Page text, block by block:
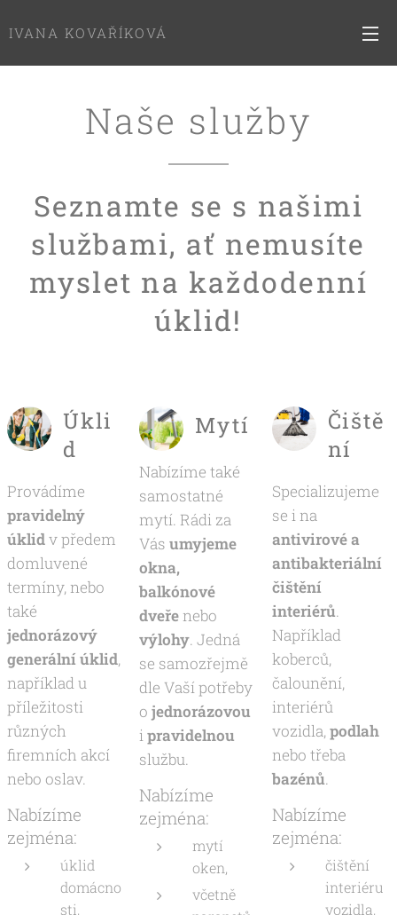
IVANA KOVAŘÍKOVÁ
Naše služby
Seznamte se s našimi
službami, ať nemusíte
myslet na každodenní
úklid!
Úkli
d
Provádíme
pravidelný
úklidv předem
domluvené
termíny, nebo
také
jednorázový
generální úklid,
například u
příležitosti
různých
firemních akcí
nebo oslav.
Nabízíme
zejména:
úklid
domácno
sti,
Mytí
Nabízíme také
samostatné
mytí. Rádi za
Vásumyjeme
okna,
balkónové
dveřenebo
výlohy. Jedná
se samozřejmě
dle Vaší potřeby
ojednorázovou
ipravidelnou
službu.
Nabízíme
zejména:
mytí
oken,
včetně
Čiště
ní
Specializujeme
se i na
antivirové a
antibakteriální
čištění
interiérů.
Například
koberců,
čalounění,
interiérů
vozidla,podlah
nebo třeba
bazénů.
Nabízíme
zejména:
čištění
interiéru
vozidla,